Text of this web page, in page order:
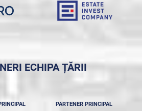
ECHIPA ȚĂRII
PARTENER PRINCIPAL